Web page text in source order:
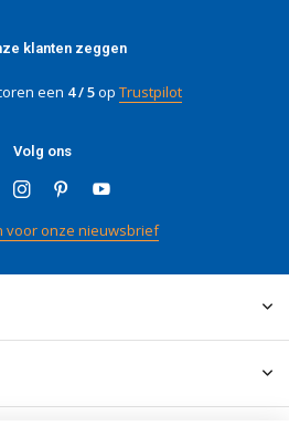
klanten zeggen
een 4 / 5op Trustpilot
Volg ons
voor onze nieuwsbrief